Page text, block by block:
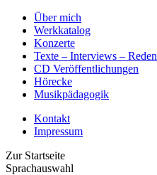
Über mich
Werkkatalog
Konzerte
Texte – Interviews – Reden
CD Veröffentlichungen
Hörecke
Musikpädagogik
Kontakt
Impressum
Zur Startseite
Sprachauswahl